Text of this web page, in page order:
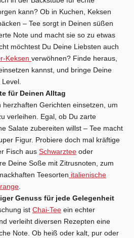
kann? Ob in Kuchen, Keksen
– Tee sorgt in Deinen süßen
Note und macht sie so zu etwas
möchtest Du Deine Liebsten auch
Keksen verwöhnen? Finde heraus,
kannst, und bringe Deine
für Deinen Alltag
herzhaften Gerichten einsetzen, um
verleihen. Egal, ob Du zarte
Salate zubereiten willst – Tee macht
Figur. Probiere doch mal kräftige
Fisch aus Schwarztee oder
Deine Soße mit Zitrusnoten, zum
Teesorten italienische
Genuss für jede Gelegenheit
ist Chai-Tee ein echter
verleiht diversen Rezepten eine
Note. Ob heiß oder kalt, pur oder